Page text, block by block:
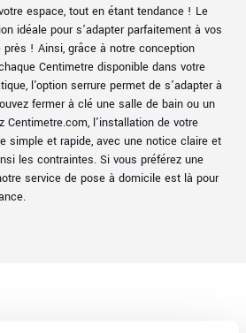
espace, tout en étant tendance ! Le
idéale pour s’adapter parfaitement à vos
! Ainsi, grâce à notre conception
Centimetre disponible dans votre
l'option serrure permet de s’adapter à
fermer à clé une salle de bain ou un
Centimetre.com, l'installation de votre
simple et rapide, avec une notice claire et
les contraintes. Si vous préférez une
service de pose à domicile est là pour